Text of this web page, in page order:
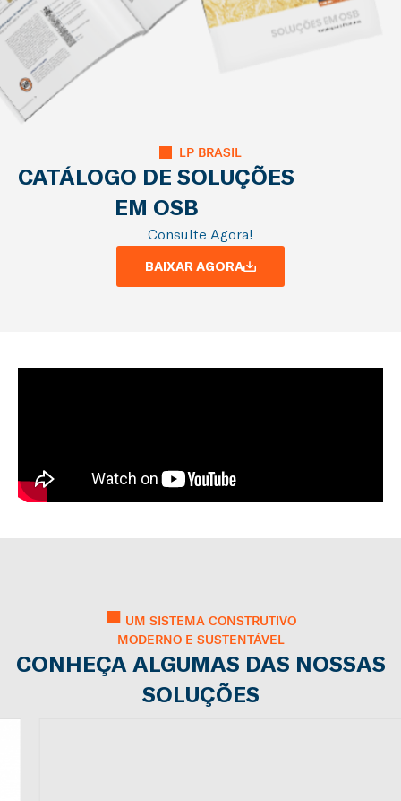
LP BRASIL
CATÁLOGO DE SOLUÇÕES
EM OSB
Consulte Agora!
BAIXAR AGORA
■ UM SISTEMA CONSTRUTIVO
MODERNO E SUSTENTÁVEL
CONHEÇA ALGUMAS DAS NOSSAS
SOLUÇÕES